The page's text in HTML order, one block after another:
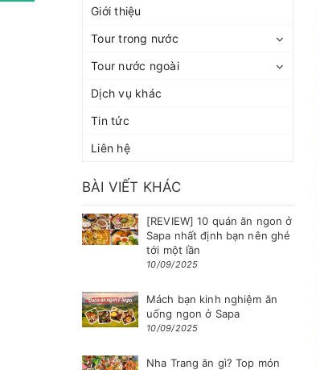
Giới thiệu
Tour trong nước
Tour nước ngoài
Dịch vụ khác
Tin tức
Liên hệ
BÀI VIẾT KHÁC
[REVIEW] 10 quán ăn ngon ở
Sapa nhất định bạn nên ghé
tới một lần
10/09/2025
Mách bạn kinh nghiệm ăn
uống ngon ở Sapa
10/09/2025
Nha Trang ăn gì? Top món